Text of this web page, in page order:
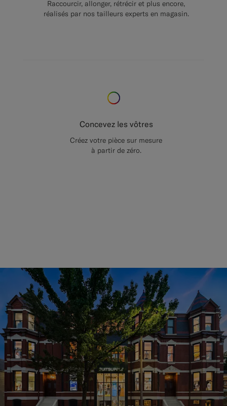
Raccourcir, allonger, rétrécir et plus encore,
réalisés par nos tailleurs experts en magasin.
Concevez les vôtres
Créez votre pièce sur mesure
à partir de zéro.